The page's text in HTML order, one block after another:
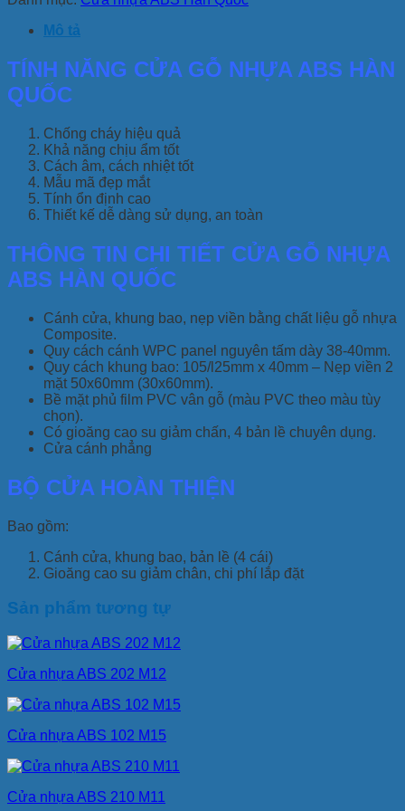
Mô tả
TÍNH NĂNG CỬA GỖ NHỰA ABS HÀN
QUỐC
Chống cháy hiệu quả
Khả năng chịu ẩm tốt
Cách âm, cách nhiệt tốt
Mẫu mã đẹp mắt
Tính ổn định cao
Thiết kế dễ dàng sử dụng, an toàn
THÔNG TIN CHI TIẾT CỬA GỖ NHỰA
ABS HÀN QUỐC
Cánh cửa, khung bao, nẹp viền bằng chất liệu gỗ nhựa
Composite.
Quy cách cánh WPC panel nguyên tấm dày 38-40mm.
Quy cách khung bao: 105/l25mm x 40mm – Nẹp viền 2
mặt 50x60mm (30x60mm).
Bề mặt phủ film PVC vân gỗ (màu PVC theo màu tùy
chọn).
Có gioăng cao su giảm chấn, 4 bản lề chuyên dụng.
Cửa cánh phẳng
BỘ CỬA HOÀN THIỆN
Bao gồm:
Cánh cửa, khung bao, bản lề (4 cái)
Gioăng cao su giảm chân, chi phí lắp đặt
Sản phẩm tương tự
Cửa nhựa ABS 202 M12
Cửa nhựa ABS 102 M15
Cửa nhựa ABS 210 M11